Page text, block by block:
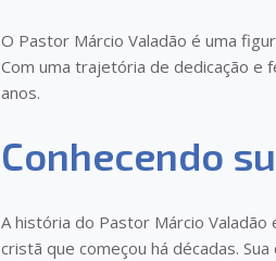
O Pastor Márcio Valadão é uma
Com uma trajetória de dedicação e
anos.
Conhecendo
A história do Pastor Márcio Valadão
cristã que começou há décadas.